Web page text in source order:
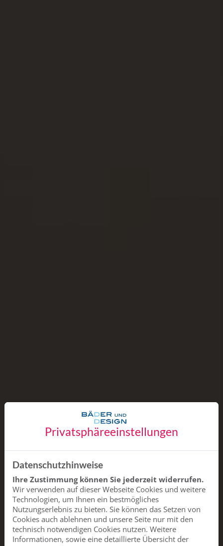
Privatsphäre­einstellungen
Datenschutzhinweise
Ihre Zustimmung können Sie jederzeit widerrufen.
Wir verwenden auf dieser Webseite Cookies und weitere
Technologien, um Ihnen ein bestmögliches
Nutzungserlebnis zu bieten. Sie können das Setzen von
Cookies auch ablehnen und unsere Seite nur mit den
technisch notwendigen Cookies nutzen. Weitere
Informationen, sowie eine detaillierte Übersicht der